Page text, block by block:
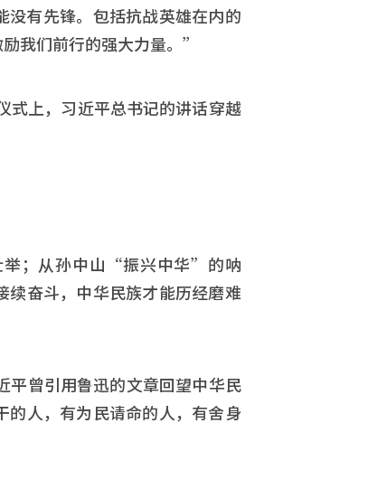
没有先锋。包括抗战英雄在内的
我们前行的强大力量。”
上，习近平总书记的讲话穿越
；从孙中山“振兴中华”的呐
奋斗，中华民族才能历经磨难
平曾引用鲁迅的文章回望中华民
人，有为民请命的人，有舍身